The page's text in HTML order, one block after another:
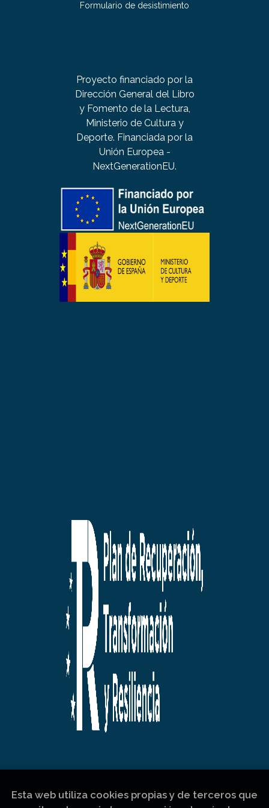
Formulario de desistimiento
Proyecto financiado por la
Dirección General del Libro
y Fomento de la Lectura,
Ministerio de Cultura y
Deporte. Financiada por la
Unión Europea -
NextGenerationEU.
Esta web utiliza cookies propias y de terceros que